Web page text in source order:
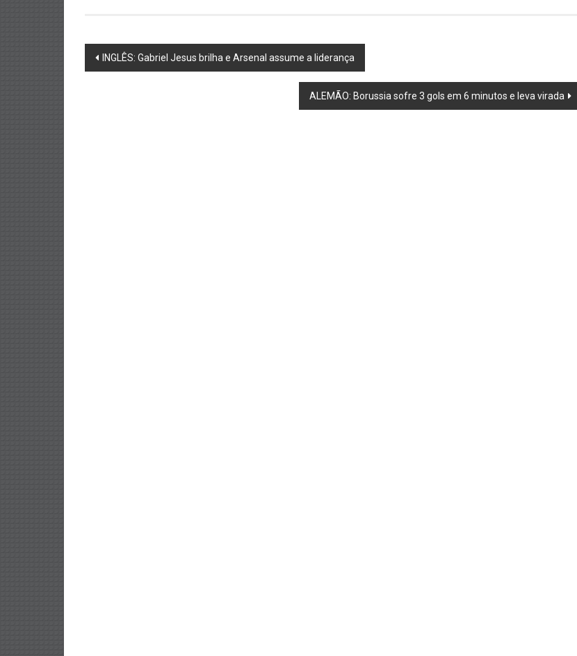
Post
INGLÊS: Gabriel Jesus brilha e Arsenal assume a liderança
ALEMÃO: Borussia sofre 3 gols em 6 minutos e leva virada